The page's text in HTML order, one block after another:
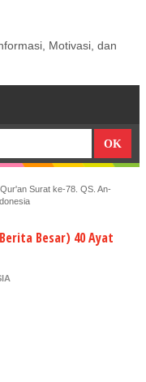
Motivasi, dan
Surat ke-78. QS. An-
Besar) 40 Ayat